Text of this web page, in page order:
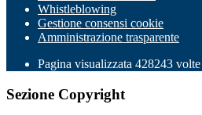
Whistleblowing
Gestione consensi cookie
Amministrazione trasparente
Pagina visualizzata 428243 volte
Sezione Copyright